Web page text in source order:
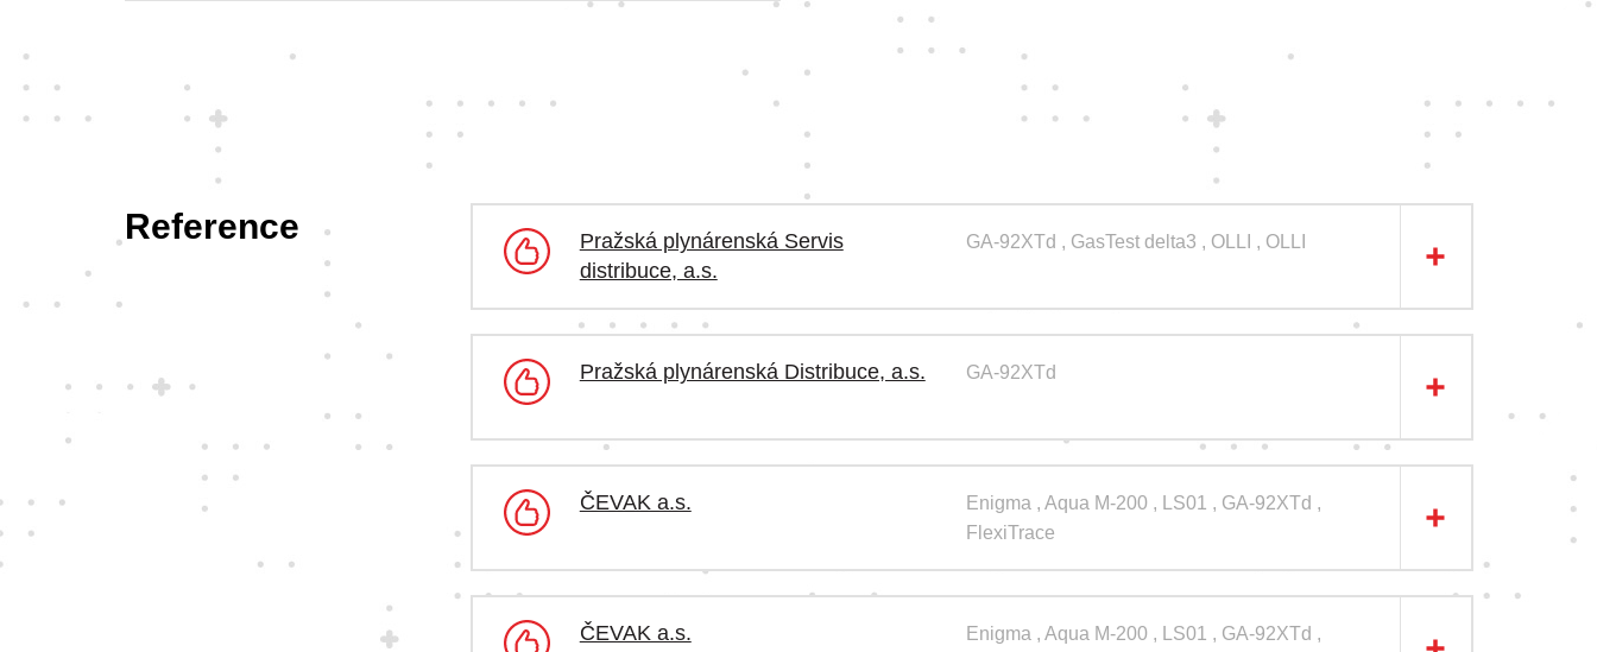
Reference
Pražská plynárenská Servis
distribuce, a.s.
GA-92XTd , GasTest delta3 , OLLI , OLLI
Pražská plynárenská Distribuce, a.s. GA-92XTd
ČEVAK a.s.
Enigma , Aqua M-200 , LS01 , GA-92XTd ,
FlexiTrace
ČEVAK a.s.
Enigma , Aqua M-200 , LS01 , GA-92XTd ,